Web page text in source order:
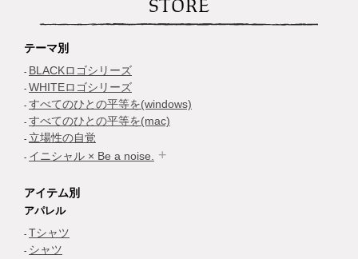
STORE
テーマ別
BLACKロゴシリーズ
WHITEロゴシリーズ
すべてのひとの平等を(windows)
すべてのひとの平等を(mac)
立場性の自覚
イニシャル × Be a noise.
アイテム別
アパレル
Tシャツ
シャツ